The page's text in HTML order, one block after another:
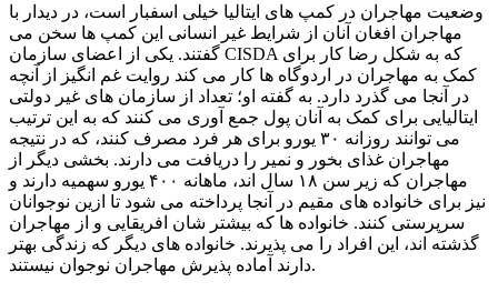
وضعیت مهاجران در کمپ های ایتالیا خیلی اسفبار است،‌ در دیدار با
مهاجران افغان آنان از شرایط غیر انسانی این کمپ ها سخن می
گفتند. یکی از اعضای سازمان CISDA که به شکل رضا کار برای
کمک به مهاجران در اردوگاه ها کار می کند روایت غم انگیز از آنچه
در آنجا می گذرد دارد. به گفته او؛ تعداد از سازمان های غیر دولتی
ایتالیایی برای کمک به آنان پول جمع آوری می کنند که به این ترتیب
می توانند روزانه ۳۰ یورو برای هر فرد مصرف کنند، که در نتیجه
مهاجران غذای بخور و نمیر را دریافت می دارند. بخشی دیگر از
مهاجران که زیر سن ۱۸ سال اند، ماهانه ۴۰۰ یورو سهمیه دارند و
نیز برای خانواده های مقیم در آنجا پرداخته می شود تا ازین نوجوانان
سرپرستی کنند. خانواده ها که بیشتر شان افریقایی و از مهاجران
گذشته اند، این افراد را می پذیرند. خانواده های دیگر که زندگی بهتر
دارند آماده پذیرش مهاجران نوجوان نیستند.